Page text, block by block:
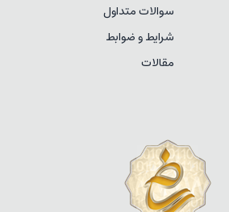
سوالات متداول
شرایط و ضوابط
مقالات